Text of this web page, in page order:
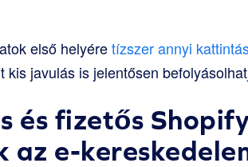
első helyéretízszer annyi
javulás is jelentősen
és fizetős
az e-